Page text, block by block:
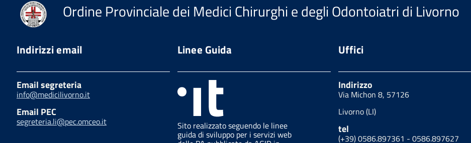
Ordine Provinciale dei Medici Chirurghi e degli Odontoiatri di Livorno
Indirizzi email
Email segreteria
info@medicilivorno.it
Email PEC
segreteria.li@pec.omceo.it
Linee Guida
Sito realizzato seguendo le linee
guida di sviluppo per i servizi web
Uffici
Indirizzo
Via Michon 8, 57126
Livorno (LI)
tel
(+39) 0586.897361 - 0586.897627